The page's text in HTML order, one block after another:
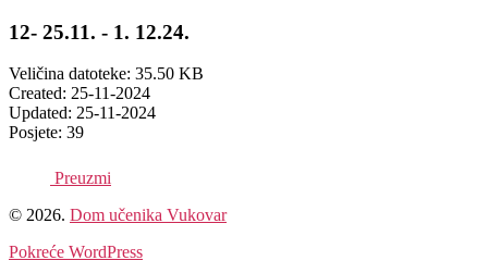
12- 25.11. - 1. 12.24.
Veličina datoteke: 35.50 KB
Created: 25-11-2024
Updated: 25-11-2024
Posjete: 39
Preuzmi
© 2026. Dom učenika Vukovar
Pokreće WordPress